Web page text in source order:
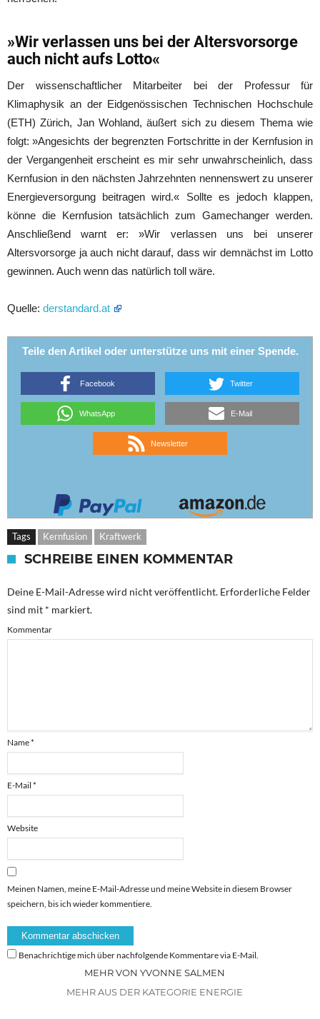
»Wir verlassen uns bei der Altersvorsorge
auch nicht aufs Lotto«
Der wissenschaftlicher Mitarbeiter bei der Professur für
Klimaphysik an der Eidgenössischen Technischen Hochschule
(ETH) Zürich, Jan Wohland, äußert sich zu diesem Thema wie
folgt: »Angesichts der begrenzten Fortschritte in der Kernfusion in
der Vergangenheit erscheint es mir sehr unwahrscheinlich, dass
Kernfusion in den nächsten Jahrzehnten nennenswert zu unserer
Energieversorgung beitragen wird.« Sollte es jedoch klappen,
könne die Kernfusion tatsächlich zum Gamechanger werden.
Anschließend warnt er: »Wir verlassen uns bei unserer
Altersvorsorge ja auch nicht darauf, dass wir demnächst im Lotto
gewinnen. Auch wenn das natürlich toll wäre.
Quelle: derstandard.at
Teile den Artikel oder unterstütze uns mit einer Spende.
Facebook Twitter
WhatsApp E-Mail
Newsletter
Tags Kernfusion Kraftwerk
SCHREIBE EINEN KOMMENTAR
Deine E-Mail-Adresse wird nicht veröffentlicht. Erforderliche Felder
sind mit * markiert.
Kommentar
Name*
E-Mail *
Website
Meinen Namen, meine E-Mail-Adresse und meine Website in diesem Browser
speichern, bis ich wieder kommentiere.
Benachrichtige mich über nachfolgende Kommentare via E-Mail.
MEHR VON YVONNE SALMEN
MEHR AUS DER KATEGORIE ENERGIE